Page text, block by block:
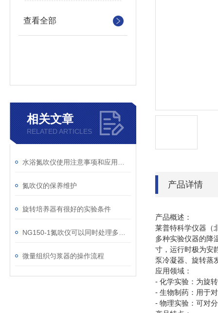
查看全部
相关文章
RELATED ARTICLES
氮吹仪的保养维护
旋转培养器有很好的实验条件
微量组织匀浆器的操作流程
产品详情
产品概述：
莱普特科学仪器（
多种实验仪器的降
寸，运行时极为安
泵冷凝器、旋转蒸
应用领域：
- 化学实验：为旋
- 生物制药：用于
- 物理实验：可对